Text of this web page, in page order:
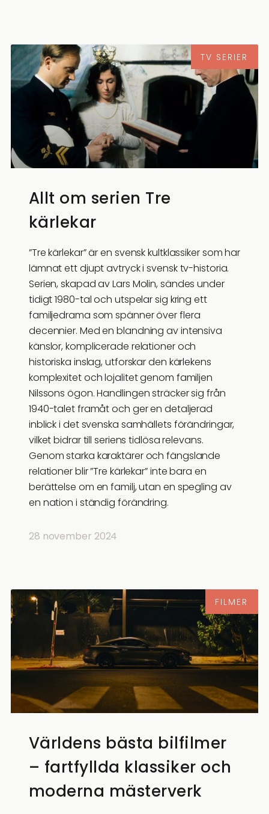
TV SERIER
Allt om serien Tre
kärlekar
”Tre kärlekar” är en svensk kultklassiker som har
lämnat ett djupt avtryck i svensk tv-historia.
Serien, skapad av Lars Molin, sändes under
tidigt 1980-tal och utspelar sig kring ett
familjedrama som spänner över flera
decennier. Med en blandning av intensiva
känslor, komplicerade relationer och
historiska inslag, utforskar den kärlekens
komplexitet och lojalitet genom familjen
Nilssons ögon. Handlingen sträcker sig från
1940-talet framåt och ger en detaljerad
inblick i det svenska samhällets förändringar,
vilket bidrar till seriens tidlösa relevans.
Genom starka karaktärer och fängslande
relationer blir ”Tre kärlekar” inte bara en
berättelse om en familj, utan en spegling av
en nation i ständig förändring.
28 november 2024
FILMER
Världens bästa bilfilmer
– fartfyllda klassiker och
moderna mästerverk